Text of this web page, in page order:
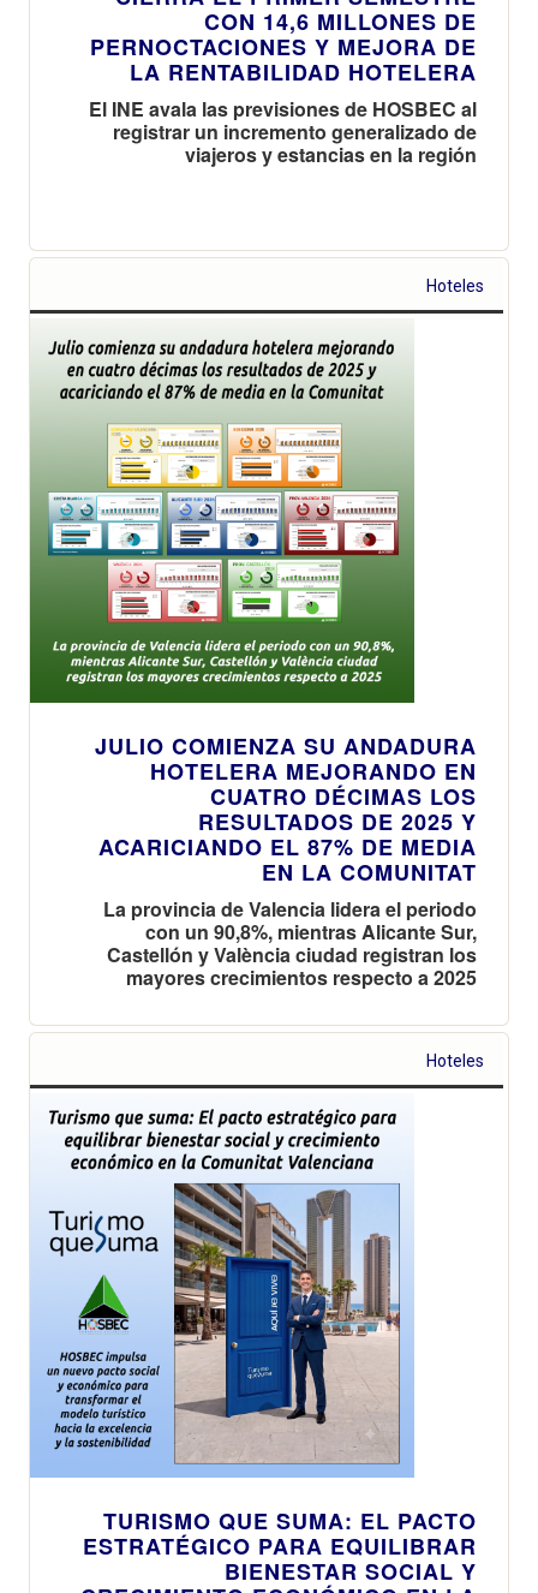
CON 14,6 MILLONES DE
PERNOCTACIONES Y MEJORA DE
LA RENTABILIDAD HOTELERA
El INE avala las previsiones de HOSBEC al
registrar un incremento generalizado de
viajeros y estancias en la región
Hoteles
JULIO COMIENZA SU ANDADURA
HOTELERA MEJORANDO EN
CUATRO DÉCIMAS LOS
RESULTADOS DE 2025 Y
ACARICIANDO EL 87% DE MEDIA
EN LA COMUNITAT
La provincia de Valencia lidera el periodo
con un 90,8%, mientras Alicante Sur,
Castellón y València ciudad registran los
mayores crecimientos respecto a 2025
Hoteles
TURISMO QUE SUMA: EL PACTO
ESTRATÉGICO PARA EQUILIBRAR
BIENESTAR SOCIAL Y